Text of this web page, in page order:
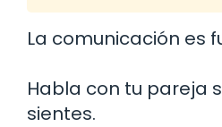
La comunicación es
Habla con tu pareja
sientes.